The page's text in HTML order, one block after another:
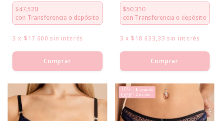
$47.520
con Transferencia o depósito
3 x $17.600 sin interés
Comprar
$50.310
con Transferencia o depósito
3 x$18.633,33 sin interés
Comprar